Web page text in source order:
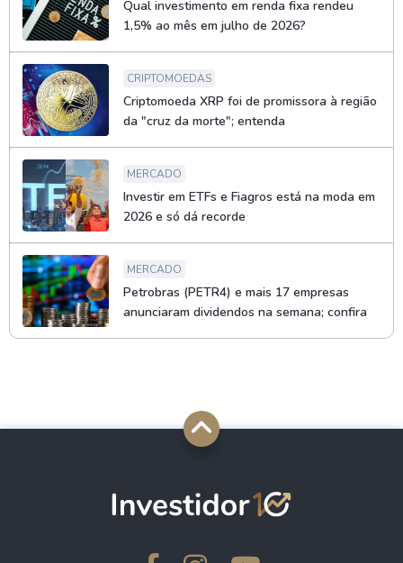
Qual investimento em renda fixa rendeu
1,5% ao mês em julho de 2026?
CRIPTOMOEDAS
Criptomoeda XRP foi de promissora à região
da "cruz da morte"; entenda
MERCADO
Investir em ETFs e Fiagros está na moda em
2026 e só dá recorde
MERCADO
Petrobras (PETR4) e mais 17 empresas
anunciaram dividendos na semana; confira